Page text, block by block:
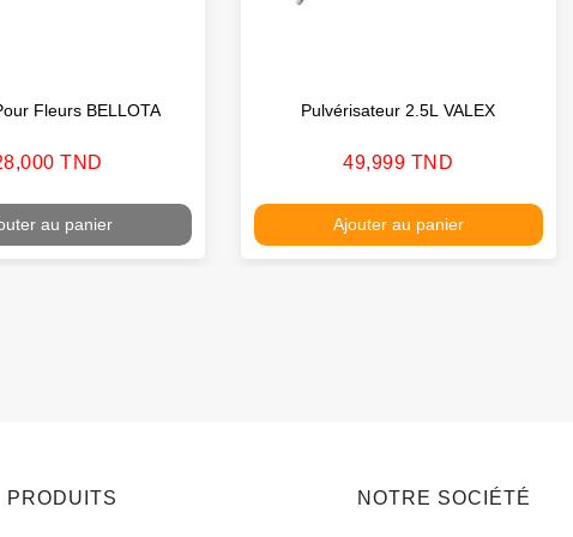
Fleurs BELLOTA
TND
au panier
Pulvérisateur 2.5L VALEX
Prix
49,999 TND
Ajouter au panier
PRODUITS NOTRE SOCIÉTÉ